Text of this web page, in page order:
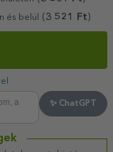
és belül (3 521 Ft)
✨ ChatGPT